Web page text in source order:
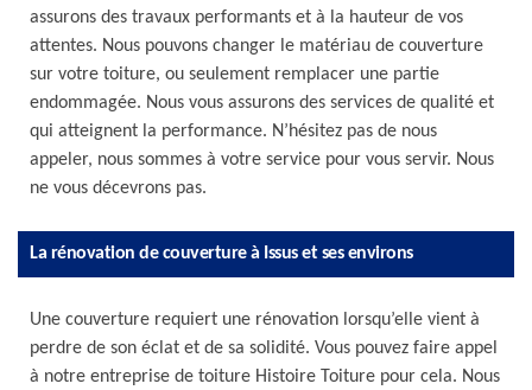
assurons des travaux performants et à la hauteur de vos
attentes. Nous pouvons changer le matériau de couverture
sur votre toiture, ou seulement remplacer une partie
endommagée. Nous vous assurons des services de qualité et
qui atteignent la performance. N’hésitez pas de nous
appeler, nous sommes à votre service pour vous servir. Nous
ne vous décevrons pas.
La rénovation de couverture à Issus et ses environs
Une couverture requiert une rénovation lorsqu’elle vient à
perdre de son éclat et de sa solidité. Vous pouvez faire appel
à notre entreprise de toiture Histoire Toiture pour cela. Nous